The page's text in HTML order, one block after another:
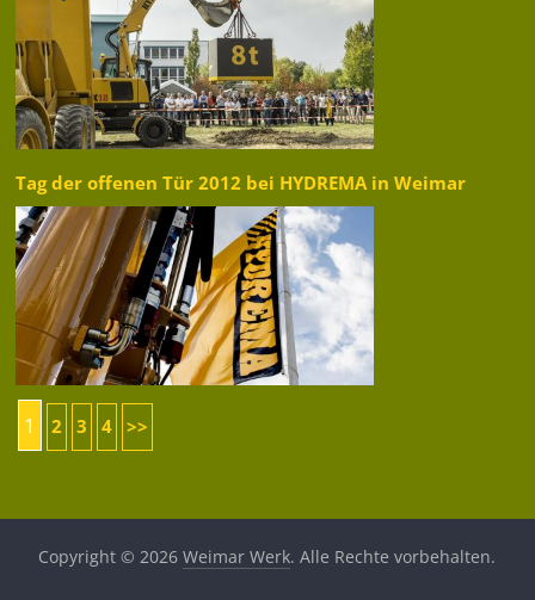
Tag der offenen Tür 2012 bei HYDREMA in Weimar
1 2 3 4 >>
Copyright © 2026Weimar Werk. Alle Rechte vorbehalten.